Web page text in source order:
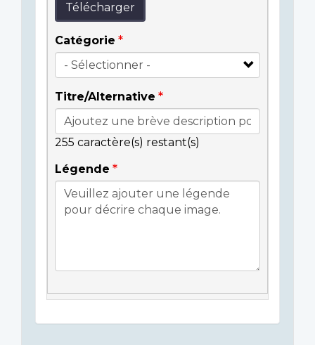
Télécharger
Catégorie
Titre/Alternative
255 caractère(s) restant(s)
Légende